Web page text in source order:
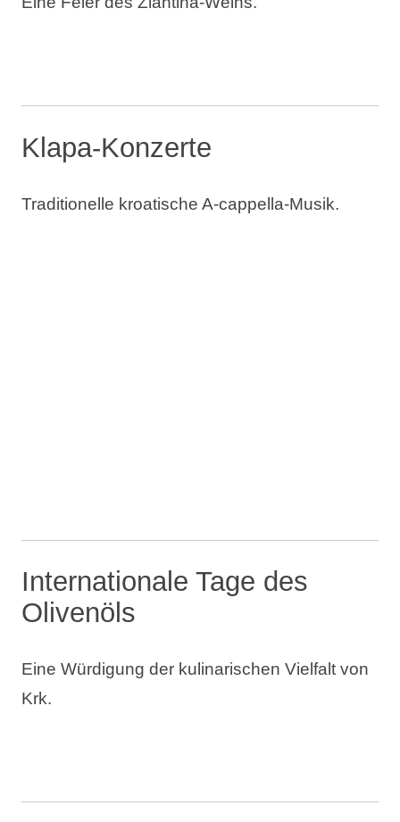
Klapa-Konzerte
Traditionelle kroatische A-cappella-Musik.
Internationale Tage des
Olivenöls
Eine Würdigung der kulinarischen Vielfalt von
Krk.